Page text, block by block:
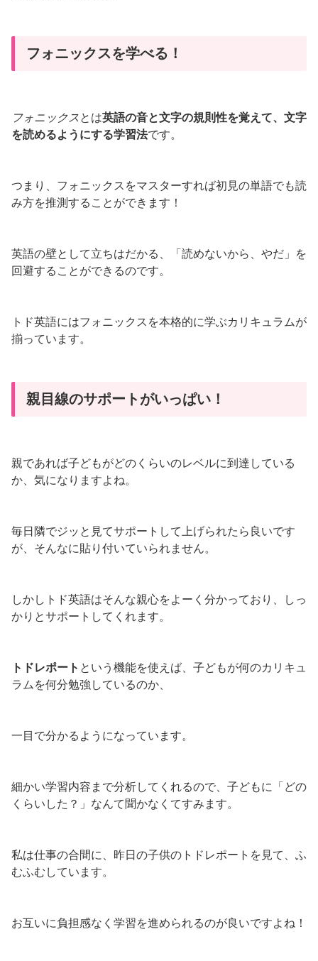
フォニックスを学べる！
フォニックスとは英語の音と文字の規則性を覚えて、文字
を読めるようにする学習法です。
つまり、フォニックスをマスターすれば初見の単語でも読
み方を推測することができます！
英語の壁として立ちはだかる、「読めないから、やだ」を
回避することができるのです。
トド英語にはフォニックスを本格的に学ぶカリキュラムが
揃っています。
親目線のサポートがいっぱい！
親であれば子どもがどのくらいのレベルに到達している
か、気になりますよね。
毎日隣でジッと見てサポートして上げられたら良いです
が、そんなに貼り付いていられません。
しかしトド英語はそんな親心をよーく分かっており、しっ
かりとサポートしてくれます。
トドレポート という機能を使えば、子どもが何のカリキュ
ラムを何分勉強しているのか、
一目で分かるようになっています。
細かい学習内容まで分析してくれるので、子どもに「どの
くらいした？」なんて聞かなくてすみます。
私は仕事の合間に、昨日の子供のトドレポートを見て、ふ
むふむしています。
お互いに負担感なく学習を進められるのが良いですよね！